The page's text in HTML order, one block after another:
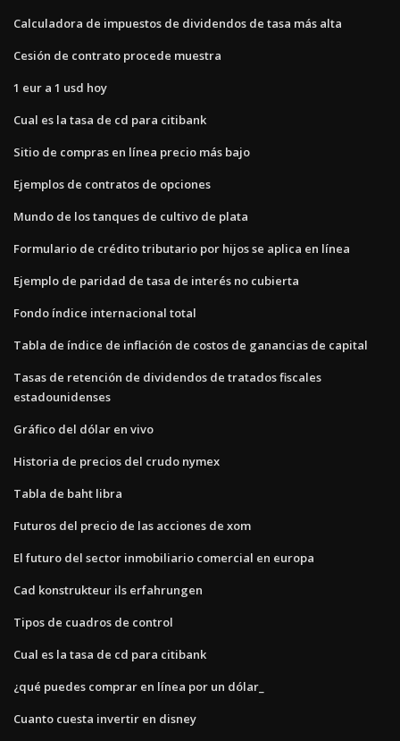
Calculadora de impuestos de dividendos de tasa más alta
Cesión de contrato procede muestra
1 eur a 1 usd hoy
Cual es la tasa de cd para citibank
Sitio de compras en línea precio más bajo
Ejemplos de contratos de opciones
Mundo de los tanques de cultivo de plata
Formulario de crédito tributario por hijos se aplica en línea
Ejemplo de paridad de tasa de interés no cubierta
Fondo índice internacional total
Tabla de índice de inflación de costos de ganancias de capital
Tasas de retención de dividendos de tratados fiscales
estadounidenses
Gráfico del dólar en vivo
Historia de precios del crudo nymex
Tabla de baht libra
Futuros del precio de las acciones de xom
El futuro del sector inmobiliario comercial en europa
Cad konstrukteur ils erfahrungen
Tipos de cuadros de control
Cual es la tasa de cd para citibank
¿qué puedes comprar en línea por un dólar_
Cuanto cuesta invertir en disney